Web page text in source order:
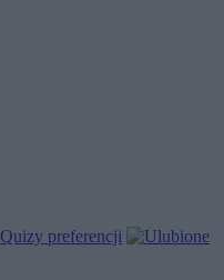
Quizy preferencji